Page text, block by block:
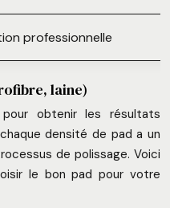
professionnelle
laine)
obtenir les résultats
densité de pad a un
de polissage. Voici
le bon pad pour votre